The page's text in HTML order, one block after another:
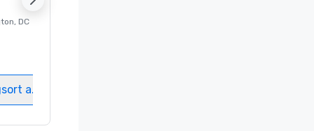
, DC
auswählen